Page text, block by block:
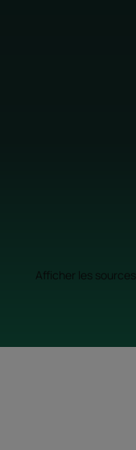
Afficher les sources